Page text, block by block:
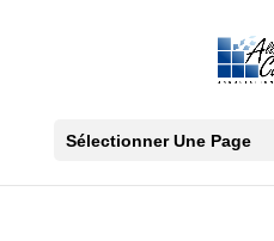
Sélectionner Une Page